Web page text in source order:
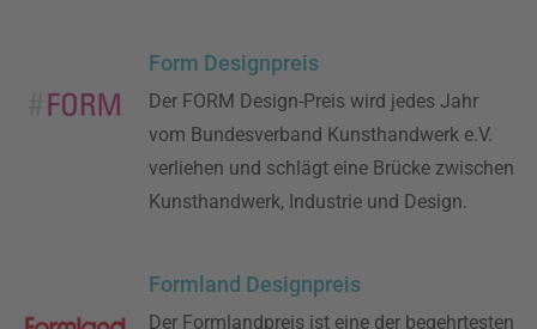
Form Designpreis
Der FORM Design-Preis wird jedes Jahr
vom Bundesverband Kunsthandwerk e.V.
verliehen und schlägt eine Brücke zwischen
Kunsthandwerk, Industrie und Design.
Formland Designpreis
Der Formlandpreis ist eine der begehrtesten